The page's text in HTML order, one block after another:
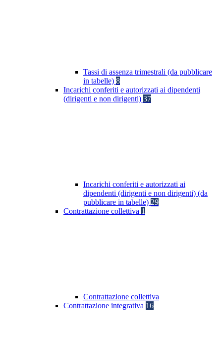
Tassi di assenza trimestrali (da pubblicare
in tabelle) 8
Incarichi conferiti e autorizzati ai dipendenti
(dirigenti e non dirigenti) 37
Incarichi conferiti e autorizzati ai
dipendenti (dirigenti e non dirigenti) (da
pubblicare in tabelle) 29
Contrattazione collettiva 1
Contrattazione collettiva
Contrattazione integrativa 16